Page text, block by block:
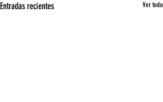
Entradas recientes Ver todo